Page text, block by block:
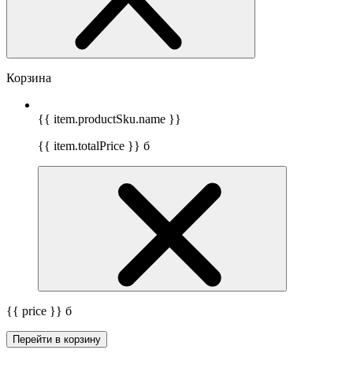
Корзина
{{ item.productSku.name }}
{{ item.totalPrice }} б
{{ price }} б
Перейти в корзину